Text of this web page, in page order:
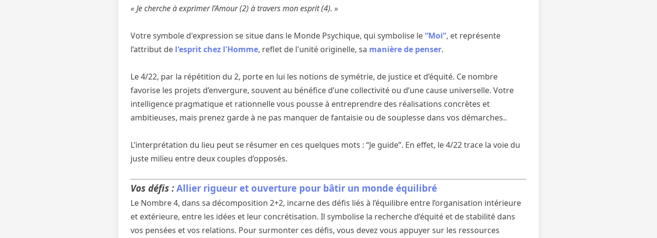
« Je cherche à exprimer l’Amour (2) à travers mon esprit (4). »
Votre symbole d'expression se situe dans le Monde Psychique, qui symbolise le“Moi”, et représente
l’attribut de l'esprit chez l'Homme, reflet de l'unité originelle, sa manière de penser.
Le 4/22, par la répétition du 2, porte en lui les notions de symétrie, de justice et d’équité. Ce nombre
favorise les projets d’envergure, souvent au bénéfice d’une collectivité ou d’une cause universelle. Votre
intelligence pragmatique et rationnelle vous pousse à entreprendre des réalisations concrètes et
ambitieuses, mais prenez garde à ne pas manquer de fantaisie ou de souplesse dans vos démarches..
L’interprétation du lieu peut se résumer en ces quelques mots : “Je guide”. En effet, le 4/22 trace la voie du
juste milieu entre deux couples d’opposés.
Vos défis : Allier rigueur et ouverture pour bâtir un monde équilibré
Le Nombre 4, dans sa décomposition 2+2, incarne des défis liés à l’équilibre entre l’organisation intérieure
et extérieure, entre les idées et leur concrétisation. Il symbolise la recherche d’équité et de stabilité dans
vos pensées et vos relations. Pour surmonter ces défis, vous devez vous appuyer sur les ressources